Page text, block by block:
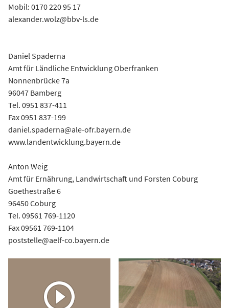
Mobil: 0170 220 95 17
alexander.wolz@bbv-ls.de
Daniel Spaderna
Amt für Ländliche Entwicklung Oberfranken
Nonnenbrücke 7a
96047 Bamberg
Tel. 0951 837-411
Fax 0951 837-199
daniel.spaderna@ale-ofr.bayern.de
www.landentwicklung.bayern.de
Anton Weig
Amt für Ernährung, Landwirtschaft und Forsten Coburg
Goethestraße 6
96450 Coburg
Tel. 09561 769-1120
Fax 09561 769-1104
poststelle@aelf-co.bayern.de